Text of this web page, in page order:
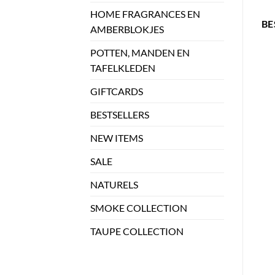
HOME FRAGRANCES EN
AMBERBLOKJES
POTTEN, MANDEN EN
TAFELKLEDEN
GIFTCARDS
BESTSELLERS
NEW ITEMS
SALE
NATURELS
SMOKE COLLECTION
TAUPE COLLECTION